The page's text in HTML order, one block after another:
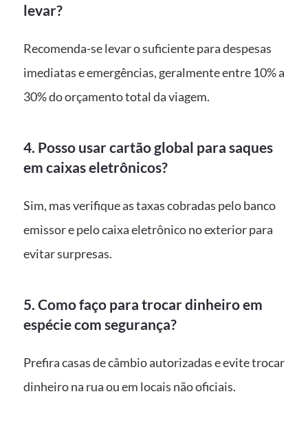
levar?
Recomenda-se levar o suficiente para despesas
imediatas e emergências, geralmente entre 10% a
30% do orçamento total da viagem.
4. Posso usar cartão global para saques
em caixas eletrônicos?
Sim, mas verifique as taxas cobradas pelo banco
emissor e pelo caixa eletrônico no exterior para
evitar surpresas.
5. Como faço para trocar dinheiro em
espécie com segurança?
Prefira casas de câmbio autorizadas e evite trocar
dinheiro na rua ou em locais não oficiais.